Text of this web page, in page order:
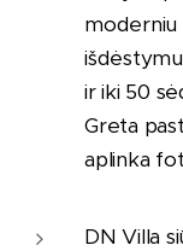
moderniu
ir iki 50
Greta
aplinka
DN Villa